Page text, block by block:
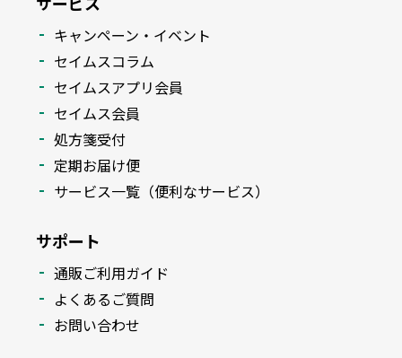
キャンペーン・イベント
セイムスコラム
セイムスアプリ会員
セイムス会員
処方箋受付
定期お届け便
サービス一覧（便利なサービス）
サポート
通販ご利用ガイド
よくあるご質問
お問い合わせ